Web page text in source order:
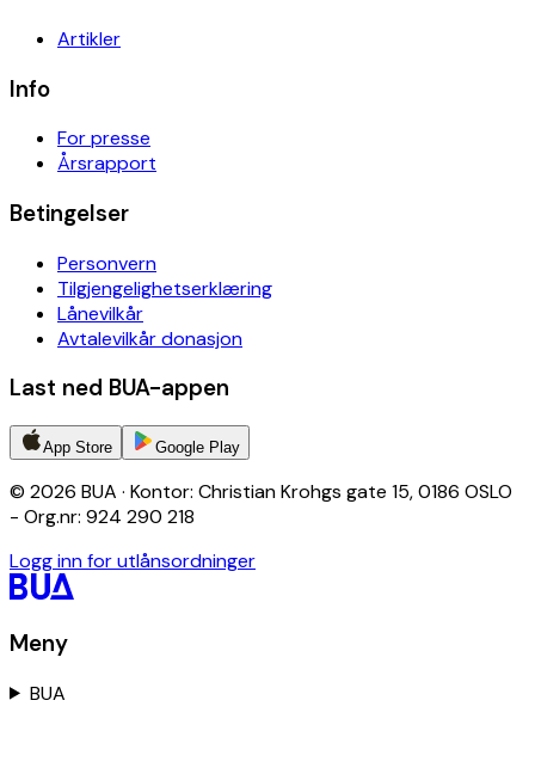
Artikler
Info
For presse
Årsrapport
Betingelser
Personvern
Tilgjengelighetserklæring
Lånevilkår
Avtalevilkår donasjon
Last ned BUA-appen
App Store Google Play
© 2026 BUA · Kontor: Christian Krohgs gate 15, 0186 OSLO
- Org.nr: 924 290 218
Logg inn for utlånsordninger
Meny
BUA